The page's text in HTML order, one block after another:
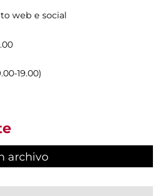
web e social
19.00)
archivo